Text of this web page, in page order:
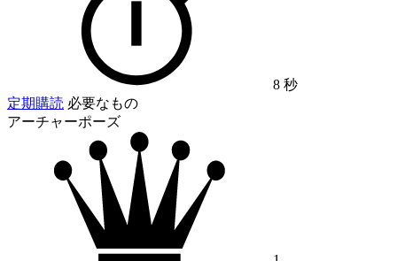
8 秒
定期購読 必要なもの
アーチャーポーズ